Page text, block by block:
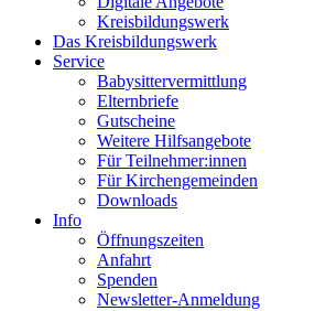
Kreisbildungswerk
Das Kreisbildungswerk
Service
Babysittervermittlung
Elternbriefe
Gutscheine
Weitere Hilfsangebote
Für Teilnehmer:innen
Für Kirchengemeinden
Downloads
Info
Öffnungszeiten
Anfahrt
Spenden
Newsletter-Anmeldung